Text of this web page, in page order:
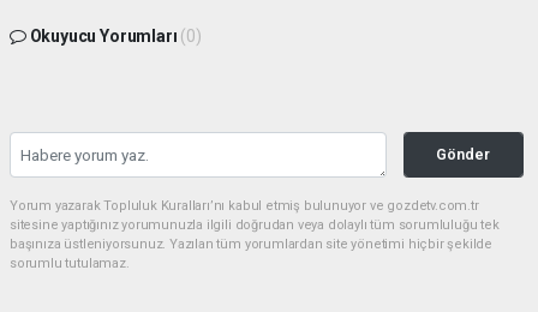
Okuyucu Yorumları (0)
Gönder
Yorum yazarak Topluluk Kuralları’nı kabul etmiş bulunuyor ve gozdetv.com.tr
sitesine yaptığınız yorumunuzla ilgili doğrudan veya dolaylı tüm sorumluluğu tek
başınıza üstleniyorsunuz. Yazılan tüm yorumlardan site yönetimi hiçbir şekilde
sorumlu tutulamaz.